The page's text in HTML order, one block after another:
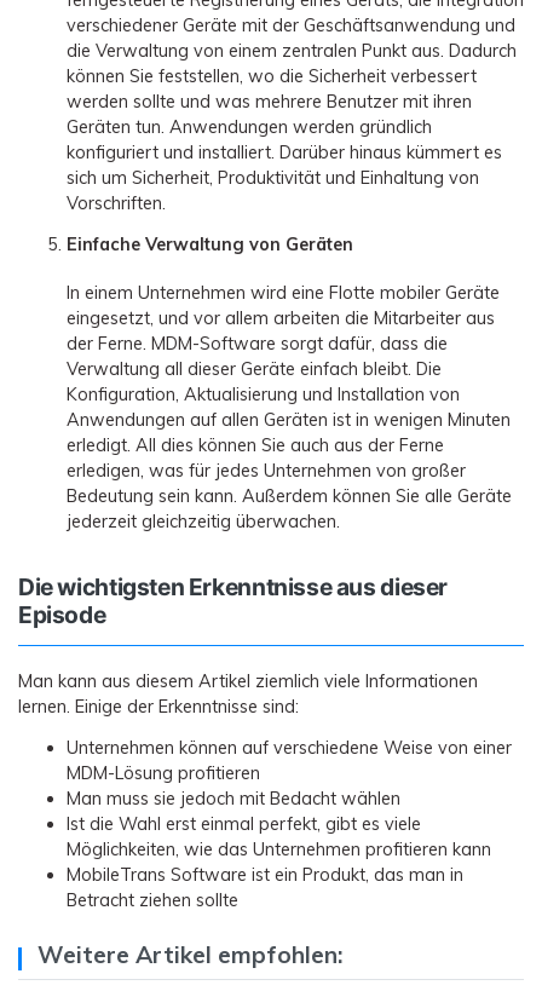
verschiedener Geräte mit der Geschäftsanwendung und
die Verwaltung von einem zentralen Punkt aus. Dadurch
können Sie feststellen, wo die Sicherheit verbessert
werden sollte und was mehrere Benutzer mit ihren
Geräten tun. Anwendungen werden gründlich
konfiguriert und installiert. Darüber hinaus kümmert es
sich um Sicherheit, Produktivität und Einhaltung von
Vorschriften.
Einfache Verwaltung von Geräten
In einem Unternehmen wird eine Flotte mobiler Geräte
eingesetzt, und vor allem arbeiten die Mitarbeiter aus
der Ferne. MDM-Software sorgt dafür, dass die
Verwaltung all dieser Geräte einfach bleibt. Die
Konfiguration, Aktualisierung und Installation von
Anwendungen auf allen Geräten ist in wenigen Minuten
erledigt. All dies können Sie auch aus der Ferne
erledigen, was für jedes Unternehmen von großer
Bedeutung sein kann. Außerdem können Sie alle Geräte
jederzeit gleichzeitig überwachen.
Die wichtigsten Erkenntnisse aus dieser
Episode
Man kann aus diesem Artikel ziemlich viele Informationen
lernen. Einige der Erkenntnisse sind:
Unternehmen können auf verschiedene Weise von einer
MDM-Lösung profitieren
Man muss sie jedoch mit Bedacht wählen
Ist die Wahl erst einmal perfekt, gibt es viele
Möglichkeiten, wie das Unternehmen profitieren kann
MobileTrans Software ist ein Produkt, das man in
Betracht ziehen sollte
Weitere Artikel empfohlen: